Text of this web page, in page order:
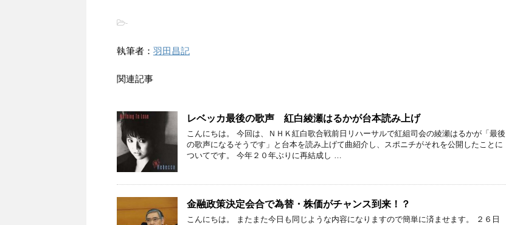
-
執筆者： 羽田昌記
関連記事
レベッカ最後の歌声 紅白綾瀬はるかが台本読み上げ
こんにちは。 今回は、ＮＨＫ紅白歌合戦前日リハーサルで紅組司会の綾瀬はるかが「最後
の歌声になるそうです」と台本を読み上げて曲紹介し、スポニチがそれを公開したことに
ついてです。 今年２０年ぶりに再結成し …
金融政策決定会合で為替・株価がチャンス到来！？
こんにちは。 またまた今日も同じような内容になりますので簡単に済ませます。 ２６日